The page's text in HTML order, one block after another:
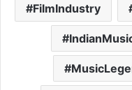
FilmIndustry